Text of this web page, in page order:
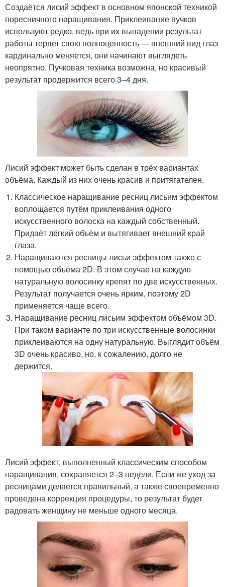
Создаётся лисий эффект в основном японской техникой
поресничного наращивания. Приклеивание пучков
используют редко, ведь при их выпадении результат
работы теряет свою полноценность — внешний вид глаз
кардинально меняется, они начинают выглядеть
неопрятно. Пучковая техника возможна, но красивый
результат продержится всего 3–4 дня.
Лисий эффект может быть сделан в трёх вариантах
объёма. Каждый из них очень красив и притягателен.
Классическое наращивание ресниц лисьим эффектом
воплощается путём приклеивания одного
искусственного волоска на каждый собственный.
Придаёт лёгкий объём и вытягивает внешний край
глаза.
Наращиваются ресницы лисьи эффектом также с
помощью объёма 2D. В этом случае на каждую
натуральную волосинку крепят по две искусственных.
Результат получается очень ярким, поэтому 2D
применяется чаще всего.
Наращивание ресниц лисьим эффектом объёмом 3D.
При таком варианте по три искусственные волосинки
приклеиваются на одну натуральную. Выглядит объём
3D очень красиво, но, к сожалению, долго не
держится.
Лисий эффект, выполненный классическим способом
наращивания, сохраняется 2–3 недели. Если же уход за
ресницами делается правильный, а также своевременно
проведена коррекция процедуры, то результат будет
радовать женщину не меньше одного месяца.